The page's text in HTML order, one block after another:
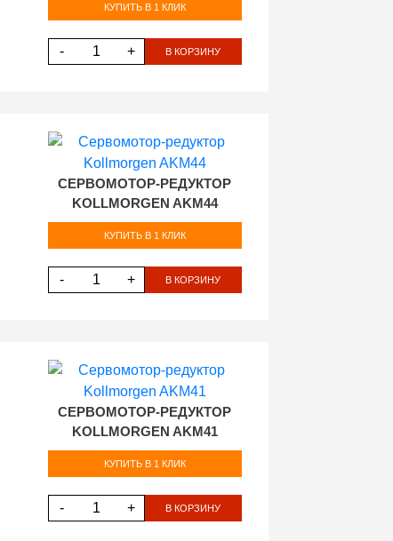
КУПИТЬ В 1 КЛИК
- + В КОРЗИНУ
СЕРВОМОТОР-РЕДУКТОР
KOLLMORGEN AKM44
КУПИТЬ В 1 КЛИК
- + В КОРЗИНУ
СЕРВОМОТОР-РЕДУКТОР
KOLLMORGEN AKM41
КУПИТЬ В 1 КЛИК
- + В КОРЗИНУ